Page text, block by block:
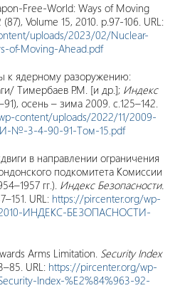
Free-World: Ways of Moving
Volume 15, 2010. p.97-106. URL:
uploads/2023/02/Nuclear-
of-Moving-Ahead.pdf
к ядерному разоружению:
Тимербаев Р.М. [и др.]; Индекс
осень – зима 2009. c.125–142.
content/uploads/2022/11/2009-
№-3-4-90-91-Том-15.pdf
в направлении ограничения
подкомитета Комиссии
гг.). Индекс Безопасности.
URL: https://pircenter.org/wp-
2010-ИНДЕКС-БЕЗОПАСНОСТИ-
Arms Limitation. Security Index
URL: https://pircenter.org/wp-
Index-%E2%84%963-92-